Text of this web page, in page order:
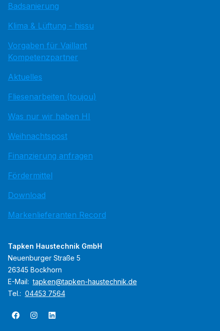
Badsanierung
Klima & Lüftung - hissu
Vorgaben für Vaillant
Kompetenzpartner
Aktuelles
Fliesenarbeiten (toujou)
Was nur wir haben HI
Weihnachtspost
Finanzierung anfragen
Fördermittel
Download
Markenlieferanten Record
Tapken Haustechnik GmbH
Neuenburger Straße 5
26345 Bockhorn
E-Mail: tapken@tapken-haustechnik.de
Tel.: 04453 7564